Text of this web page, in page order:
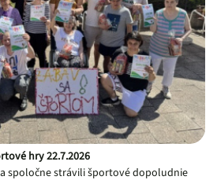
hry 22.7.2026
spoločne strávili športové dopoludnie